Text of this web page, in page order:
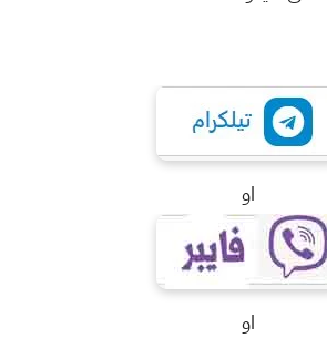
او
او